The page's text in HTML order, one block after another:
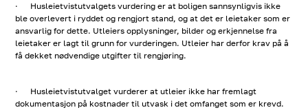
· Husleietvistutvalgets vurdering er at boligen sannsynligvis ikke
ble overlevert i ryddet og rengjort stand, og at det er leietaker som er
ansvarlig for dette. Utleiers opplysninger, bilder og erkjennelse fra
leietaker er lagt til grunn for vurderingen. Utleier har derfor krav på å
få dekket nødvendige utgifter til rengjøring.
· Husleietvistutvalget vurderer at utleier ikke har fremlagt
dokumentasjon på kostnader til utvask i det omfanget som er krevd.